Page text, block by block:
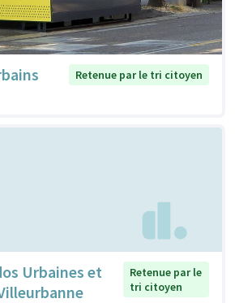
Retenue par le tri citoyen
Urbaines et
Retenue par le
tri citoyen